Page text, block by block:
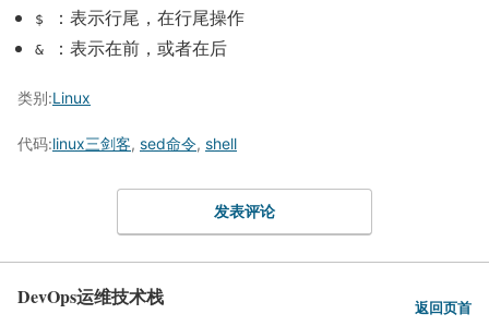
$ ：表示行尾，在行尾操作
& ：表示在前，或者在后
类别:Linux
代码:linux三剑客, sed命令, shell
发表评论
DevOps运维技术栈 返回页首